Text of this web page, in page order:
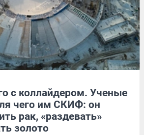
с коллайдером. Ученые
чего им СКИФ: он
рак, «раздевать»
золото